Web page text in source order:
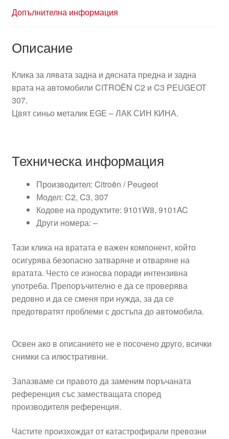
Допълнителна информация
Описание
Клика за лявата задна и дясната предна и задна
врата на автомобили CITROËN C2 и C3 PEUGEOT
307.
Цвят синьо металик EGE – ЛАК СИН КИНА.
Техническа информация
Производител: Citroën / Peugeot
Модел: C2, C3, 307
Кодове на продуктите: 9101W8, 9101AC
Други номера: –
Тази клика на вратата е важен компонент, който
осигурява безопасно затваряне и отваряне на
вратата. Често се износва поради интензивна
употреба. Препоръчително е да се проверява
редовно и да се сменя при нужда, за да се
предотвратят проблеми с достъпа до автомобила.
Освен ако в описанието не е посочено друго, всички
снимки са илюстративни.
Запазваме си правото да заменим поръчаната
референция със заместващата според
производителя референция.
Частите произхождат от катастрофирали превозни